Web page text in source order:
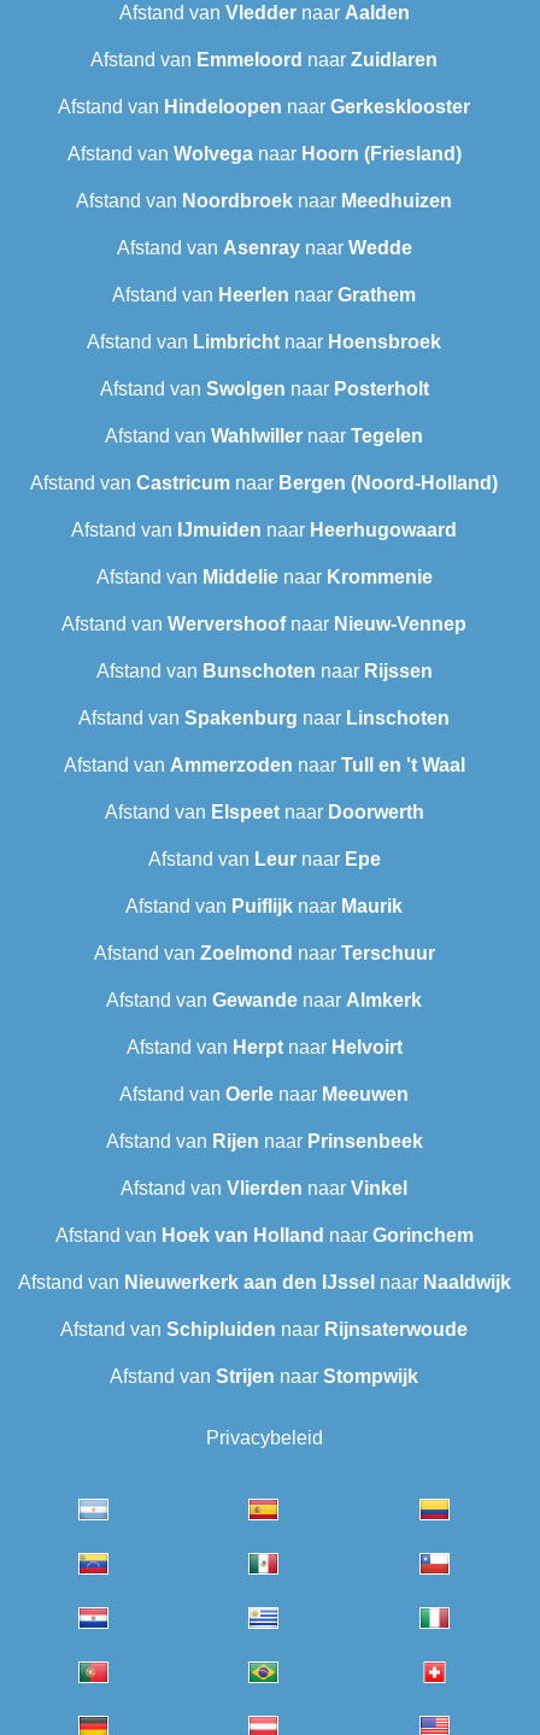
Afstand van Vleddernaar Aalden
Afstand van Emmeloord naar Zuidlaren
Afstand van Hindeloopen naar Gerkesklooster
Afstand van Wolveganaar Hoorn (Friesland)
Afstand van Noordbroek naar Meedhuizen
Afstand van Asenraynaar Wedde
Afstand van Heerlen naar Grathem
Afstand van Limbricht naar Hoensbroek
Afstand van Swolgen naar Posterholt
Afstand van Wahlwiller naar Tegelen
Afstand van Castricum naar Bergen (Noord-Holland)
Afstand van IJmuiden naar Heerhugowaard
Afstand van Middelienaar Krommenie
Afstand van Wervershoofnaar Nieuw-Vennep
Afstand van Bunschoten naar Rijssen
Afstand van Spakenburg naar Linschoten
Afstand van Ammerzoden naar Tull en 't Waal
Afstand van Elspeetnaar Doorwerth
Afstand van Leurnaar Epe
Afstand van Puiflijk naar Maurik
Afstand van Zoelmond naar Terschuur
Afstand van Gewande naar Almkerk
Afstand van Herptnaar Helvoirt
Afstand van Oerle naar Meeuwen
Afstand van Rijen naar Prinsenbeek
Afstand van Vlierden naar Vinkel
Afstand van Hoek van Holland naar Gorinchem
Afstand van Nieuwerkerk aan den IJssel naar Naaldwijk
Afstand van Schipluiden naar Rijnsaterwoude
Afstand van Strijen naar Stompwijk
Privacybeleid